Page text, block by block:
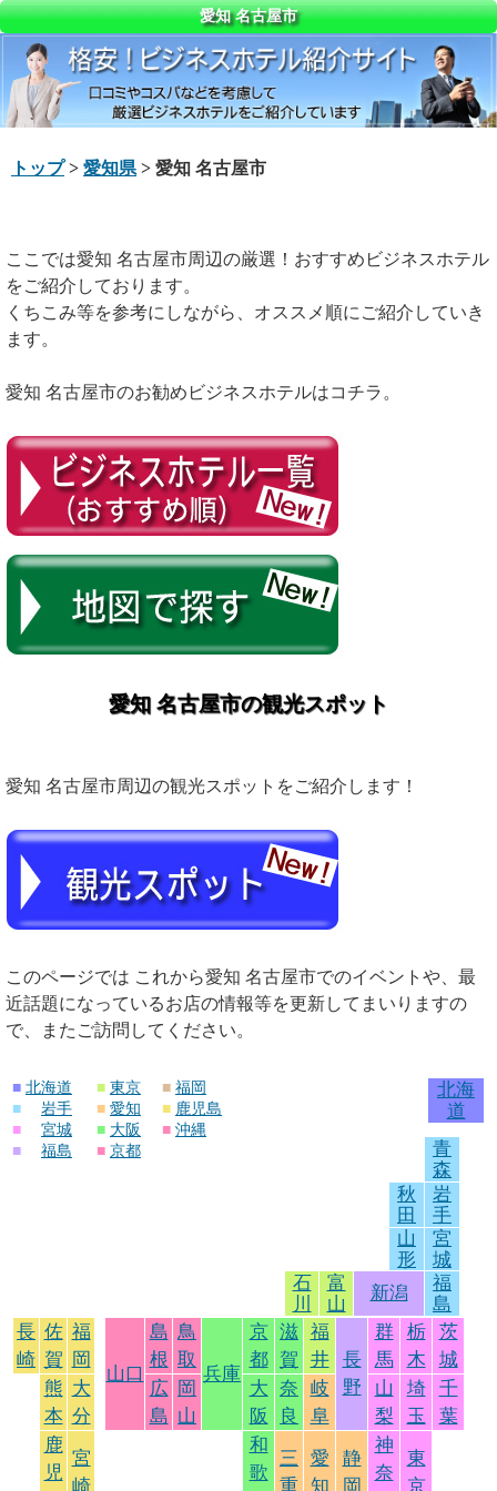
愛知 名古屋市
トップ> 愛知県 > 愛知 名古屋市
ここでは愛知 名古屋市周辺の厳選！おすすめビジネスホテル
をご紹介しております。
くちこみ等を参考にしながら、オススメ順にご紹介していき
ます。
愛知 名古屋市のお勧めビジネスホテルはコチラ。
愛知 名古屋市の観光スポット
愛知 名古屋市周辺の観光スポットをご紹介します！
このページでは これから愛知 名古屋市でのイベントや、最
近話題になっているお店の情報等を更新してまいりますの
で、またご訪問してください。
■ 北海道
■
岩手
■
宮城
■
福島
■ 東京
■ 愛知
■ 大阪
■ 京都
■ 福岡
■ 鹿児島
■ 沖縄
北海
道
青
森
秋
田
岩
手
山
形
宮
城
石
川
富
山
新潟
福
島
長
崎
佐
賀
福
岡
山口
島
根
鳥
取
兵庫
京
都
滋
賀
福
井
長
野
群
馬
栃
木
茨
城
熊
本
大
分
広
島
岡
山
大
阪
奈
良
岐
阜
山
梨
埼
玉
千
葉
鹿
児
宮
崎
和
歌
三
重
愛
知
静
岡
神
奈
東
京